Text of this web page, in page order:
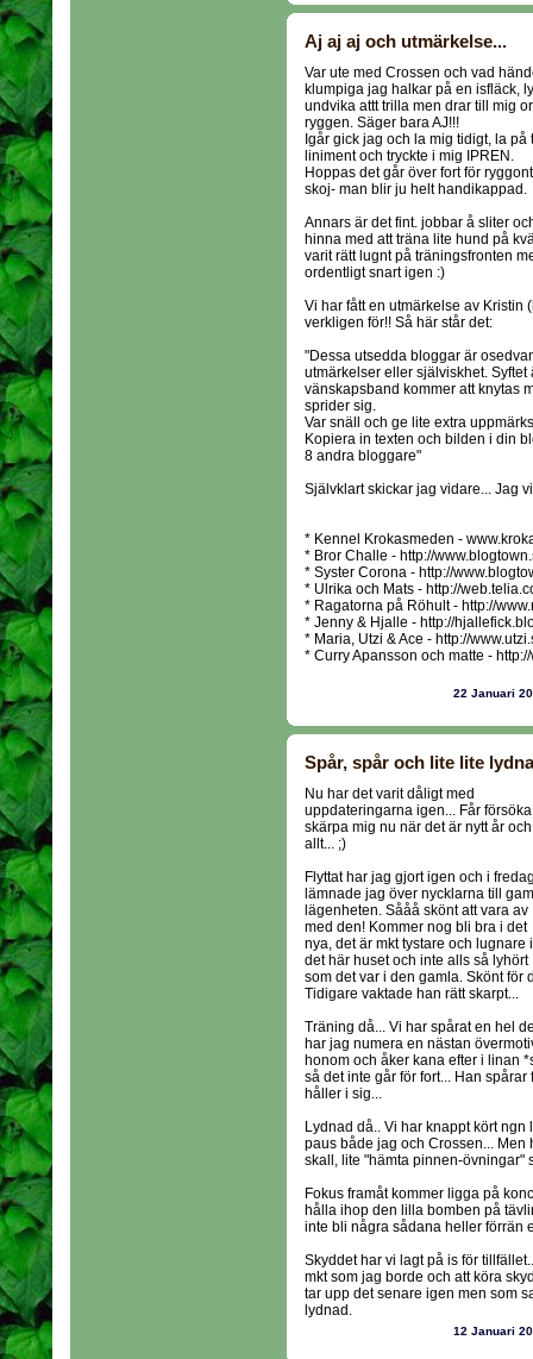
Aj aj aj och utmärkelse...
Var ute med Crossen och vad
klumpiga jag halkar på en isfläck,
undvika attt trilla men drar till mig
ryggen. Säger bara AJ!!!
Igår gick jag och la mig tidigt, la på
liniment och tryckte i mig IPREN.
Hoppas det går över fort för
skoj- man blir ju helt handikappad.
Annars är det fint. jobbar å sliter
hinna med att träna lite hund på
varit rätt lugnt på träningsfronten
ordentligt snart igen :)
Vi har fått en utmärkelse av Kristin
verkligen för!! Så här står det:
"Dessa utsedda bloggar är
utmärkelser eller själviskhet.
vänskapsband kommer att knytas
sprider sig.
Var snäll och ge lite extra
Kopiera in texten och bilden i din
8 andra bloggare"
Självklart skickar jag vidare... Jag
* Kennel Krokasmeden -
* Bror Challe - http://
* Syster Corona - http://
* Ulrika och Mats - http://
* Ragatorna på Röhult - http://
* Jenny & Hjalle - http://
* Maria, Utzi & Ace - http://
* Curry Apansson och matte -
22 Januari
Spår, spår och lite lite
Nu har det varit dåligt med
uppdateringarna igen... Får försöka
skärpa mig nu när det är nytt år och
allt... ;)
Flyttat har jag gjort igen och i
lämnade jag över nycklarna till
lägenheten. Sååå skönt att vara av
med den! Kommer nog bli bra i det
nya, det är mkt tystare och lugnare i
det här huset och inte alls så lyhört
som det var i den gamla. Skönt för
Tidigare vaktade han rätt skarpt...
Träning då... Vi har spårat en hel
har jag numera en nästan
honom och åker kana efter i linan
så det inte går för fort... Han
håller i sig...
Lydnad då.. Vi har knappt kört
paus både jag och Crossen...
skall, lite "hämta pinnen-övningar"
Fokus framåt kommer ligga på
hålla ihop den lilla bomben på
inte bli några sådana heller förrän
Skyddet har vi lagt på is för
mkt som jag borde och att köra
tar upp det senare igen men som
lydnad.
12 Januari